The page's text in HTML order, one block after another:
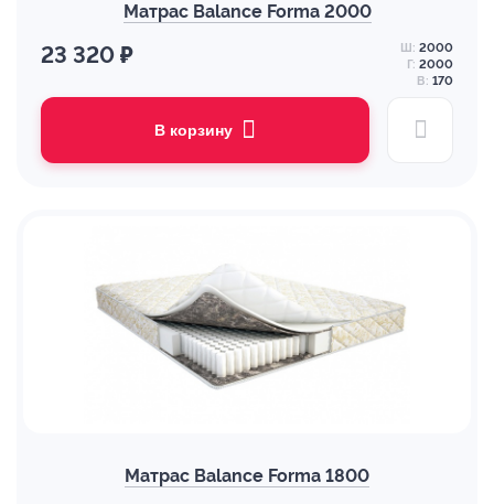
Матрас Balance Forma 2000
23 320 ₽ Ш: 2000
Г: 2000
В: 170
В корзину
Матрас Balance Forma 1800